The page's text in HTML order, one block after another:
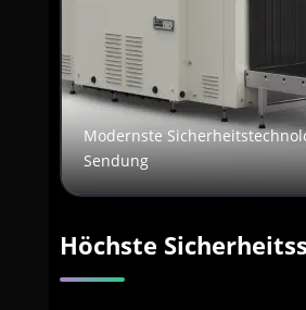
Modernste
Sendung
Höchste